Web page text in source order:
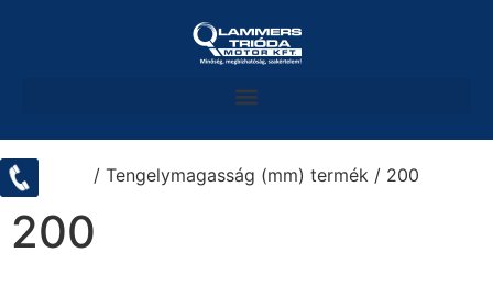
Kezdőlap / Tengelymagasság (mm) termék / 200
200